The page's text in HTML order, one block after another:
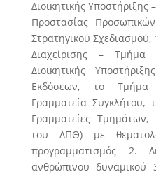
Διοικητικής
Προστασίας
Στρατηγικού
Διαχείρισης –
Διοικητικής
Εκδόσεων, το
Γραμματεία
Γραμματείες
του ΔΠΘ) με
προγραμματισμός 2.
ανθρώπινου δυναμικού